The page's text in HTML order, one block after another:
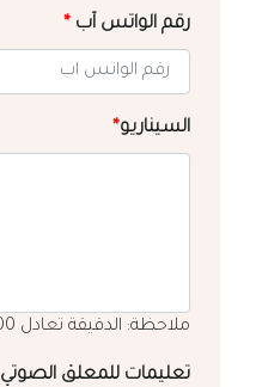
رقم الواتس آب *
السيناريو*
ملاحظة: الدقيقة تعادل 100 كلمة باللغة العربية
تعليمات للمعلق الصوتي